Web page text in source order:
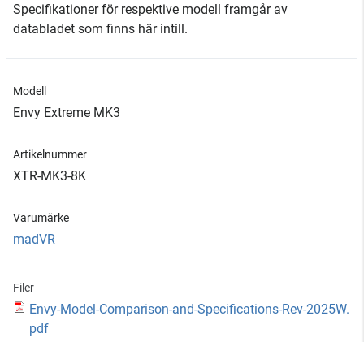
Specifikationer för respektive modell framgår av
databladet som finns här intill.
Modell
Envy Extreme MK3
Artikelnummer
XTR-MK3-8K
Varumärke
madVR
Filer
Envy-Model-Comparison-and-Specifications-Rev-2025W.
pdf